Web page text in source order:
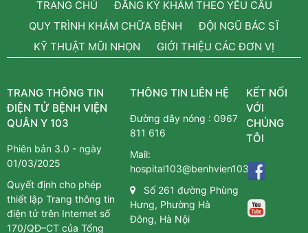
TRANG CHỦ
ĐĂNG KÝ KHÁM THEO YÊU CẦU
QUY TRÌNH KHÁM CHỮA BỆNH
ĐỘI NGŨ BÁC SĨ
KỸ THUẬT MŨI NHỌN
GIỚI THIỆU CÁC ĐƠN VỊ
TRANG THÔNG TIN
ĐIỆN TỬ BỆNH VIỆN
QUÂN Y 103
Phiên bản 3.0 - ngày
01/03/2025
Quyết định cho phép
thiết lập Trang thông tin
điện tử trên Internet số
170/QĐ–CT của Tổng
THÔNG TIN LIÊN HỆ
Đường dây nóng :0967
811 616
Mail:
hospital103@benhvien103.vn
Số 261 đường Phùng
Hưng, Phường Hà
Đông, Hà Nội
KẾT NỐI
VỚI
CHÚNG
TÔI